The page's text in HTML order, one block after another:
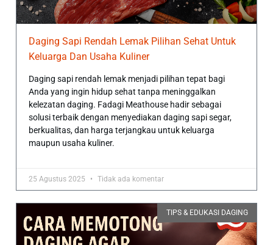
Daging Sapi Rendah Lemak Pilihan Sehat Untuk
Keluarga Dan Usaha Kuliner
Daging sapi rendah lemak menjadi pilihan tepat bagi
Anda yang ingin hidup sehat tanpa meninggalkan
kelezatan daging. Fadagi Meathouse hadir sebagai
solusi terbaik dengan menyediakan daging sapi segar,
berkualitas, dan harga terjangkau untuk keluarga
maupun usaha kuliner.
25 Agustus 2025 Tidak ada komentar
TIPS & EDUKASI DAGING